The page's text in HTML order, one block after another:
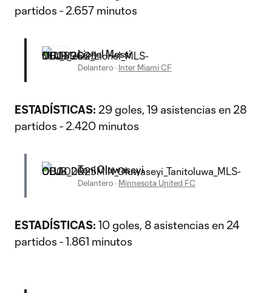
partidos - 2.657 minutos
Lionel Messi
Delantero · Inter Miami CF
ESTADÍSTICAS: 29 goles, 19 asistencias en 28
partidos - 2.420 minutos
Tani Oluwaseyi
Delantero · Minnesota United FC
ESTADÍSTICAS: 10 goles, 8 asistencias en 24
partidos - 1.861 minutos